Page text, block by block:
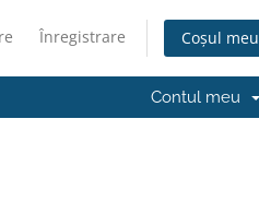
Înregistrare Coșul meu
Contul meu